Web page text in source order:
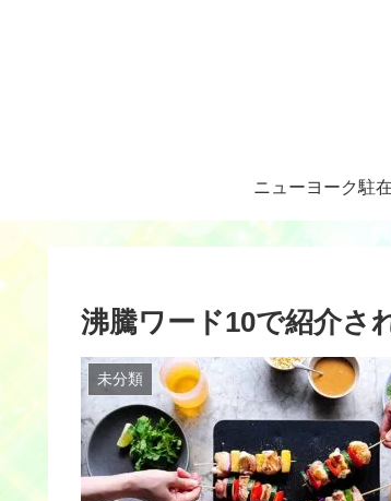
ニューヨーク駐
沸騰ワード10で紹介さ
未分類